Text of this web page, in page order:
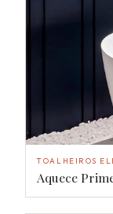
TOALHEIROS
Aquece